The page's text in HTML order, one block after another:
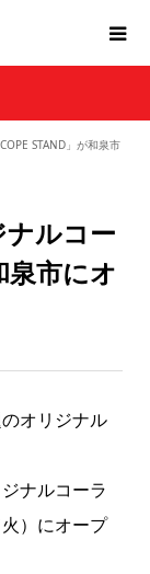
STAND」が和泉市
ルコー
泉市にオ
オリジナル
ナルコーラ
）にオープ